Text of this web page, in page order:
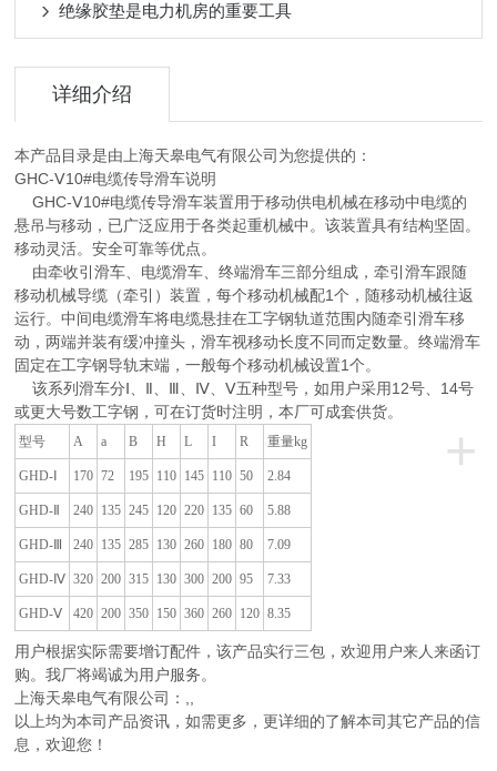
绝缘胶垫是电力机房的重要工具
详细介绍
本产品目录是由上海天皋电气有限公司为您提供的：
GHC-Ⅴ10#电缆传导滑车说明
GHC-Ⅴ10#电缆传导滑车装置用于移动供电机械在移动中电缆的
悬吊与移动，已广泛应用于各类起重机械中。该装置具有结构坚固。
移动灵活。安全可靠等优点。
由牵收引滑车、电缆滑车、终端滑车三部分组成，牵引滑车跟随
移动机械导缆（牵引）装置，每个移动机械配1个，随移动机械往返
运行。中间电缆滑车将电缆悬挂在工字钢轨道范围内随牵引滑车移
动，两端并装有缓冲撞头，滑车视移动长度不同而定数量。终端滑车
固定在工字钢导轨末端，一般每个移动机械设置1个。
该系列滑车分Ⅰ、Ⅱ、Ⅲ、Ⅳ、Ⅴ五种型号，如用户采用12号、14号
或更大号数工字钢，可在订货时注明，本厂可成套供货。
+
型号 A a B H L I R 重量kg
GHD-Ⅰ 170 72 195 110 145 110 50 2.84
GHD-Ⅱ 240 135 245 120 220 135 60 5.88
GHD-Ⅲ 240 135 285 130 260 180 80 7.09
GHD-Ⅳ 320 200 315 130 300 200 95 7.33
GHD-Ⅴ 420 200 350 150 360 260 120 8.35
用户根据实际需要增订配件，该产品实行三包，欢迎用户来人来函订
购。我厂将竭诚为用户服务。
上海天皋电气有限公司：,,
以上均为本司产品资讯，如需更多，更详细的了解本司其它产品的信
息，欢迎您！